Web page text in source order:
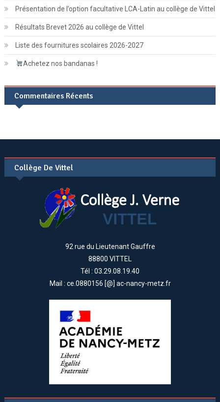
Présentation de l’option facultative LCA-Latin au collège de Vittel
Résultats Brevet 2026 au collège de Vittel
Liste des fournitures scolaires 2026-2027
Achetez nos bandanas !
Commentaires Récents
Collège De Vittel
92 rue du Lieutenant Gauffre
88800 VITTEL
Tél : 03.29.08.19.40
Mail : ce.0880156 [@] ac-nancy-metz.fr